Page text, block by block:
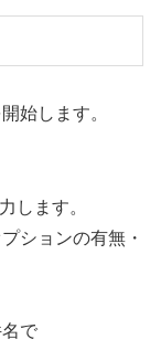
始します。
します。
ションの有無・
で